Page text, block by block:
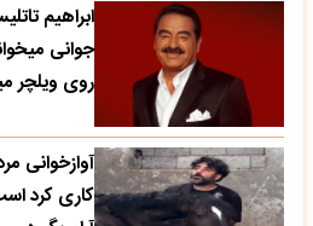
ابراهیم
روی ویلچر
آوازخوانی
کاری کرد